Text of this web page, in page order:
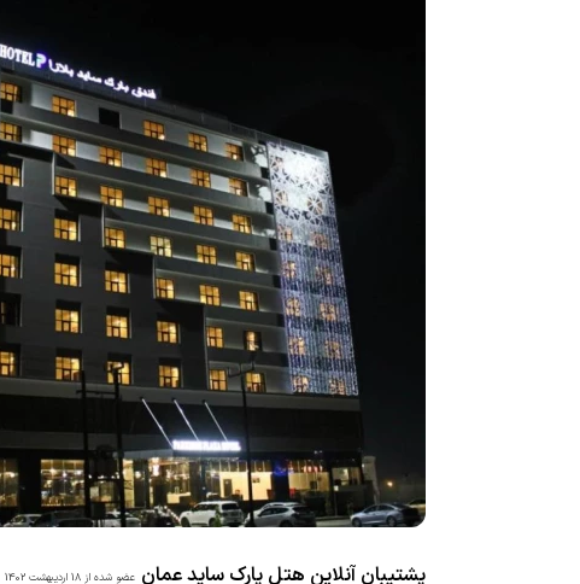
پشتیبان آنلاین هتل پارک ساید عمان عضو شده از 18 اردیبهشت 1402